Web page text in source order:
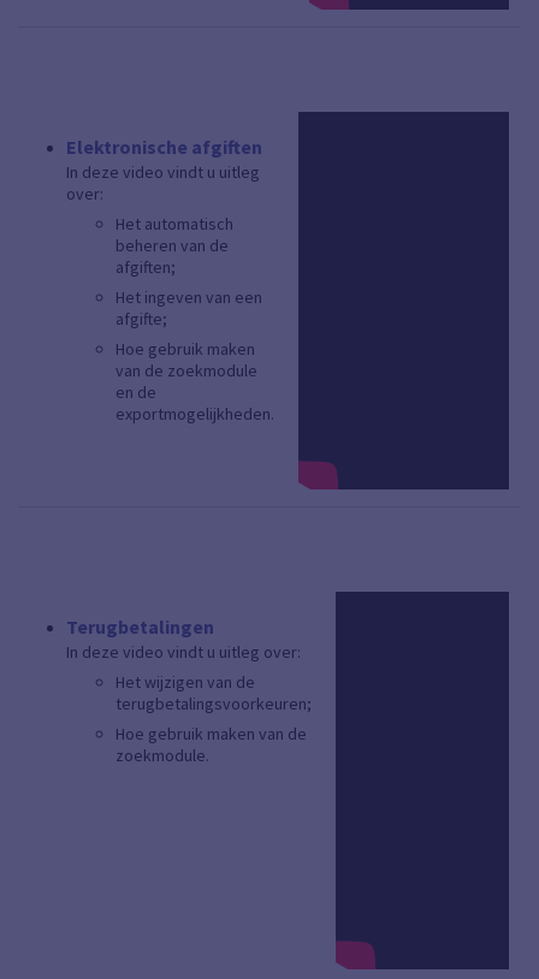
Elektronische afgiften
In deze video vindt u uitleg
over:
Het automatisch
beheren van de
afgiften;
Het ingeven van een
afgifte;
Hoe gebruik maken
van de zoekmodule
en de
exportmogelijkheden.
Terugbetalingen
In deze video vindt u uitleg over:
Het wijzigen van de
terugbetalingsvoorkeuren;
Hoe gebruik maken van de
zoekmodule.